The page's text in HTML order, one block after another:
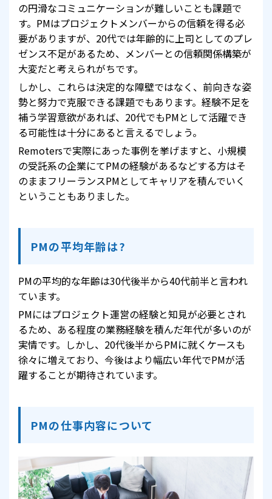
の円滑なコミュニケーションが難しいことも課題で
す。PMはプロジェクトメンバーからの信頼を得る必
要がありますが、20代では年齢的に上司としてのプレ
ゼンス不足があるため、メンバーとの信頼関係構築が
大変だと考えられがちです。
しかし、これらは決定的な障壁ではなく、前向きな姿
勢と努力で克服できる課題でもあります。経験不足を
補う学習意欲があれば、20代でもPMとして活躍でき
る可能性は十分にあると言えるでしょう。
Remotersで実際にあった事例を挙げますと、小規模
の受託系の企業にてPMの経験があるなどする方はそ
のままフリーランスPMとしてキャリアを積んでいく
ということもありました。
PMの平均年齢は?
PMの平均的な年齢は30代後半から40代前半と言われ
ています。
PMにはプロジェクト運営の経験と知見が必要とされ
るため、ある程度の業務経験を積んだ年代が多いのが
実情です。しかし、20代後半からPMに就くケースも
徐々に増えており、今後はより幅広い年代でPMが活
躍することが期待されています。
PMの仕事内容について